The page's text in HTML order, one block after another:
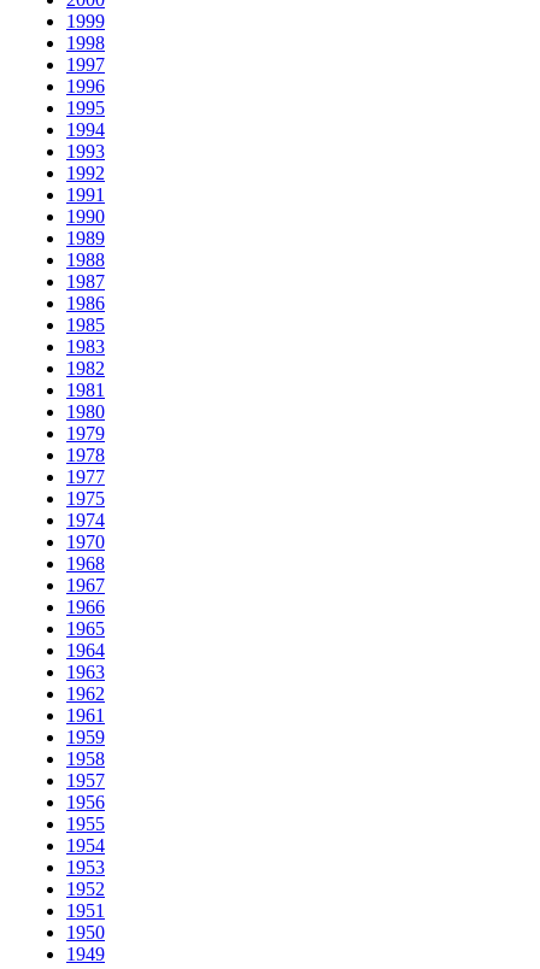
1999
1998
1997
1996
1995
1994
1993
1992
1991
1990
1989
1988
1987
1986
1985
1983
1982
1981
1980
1979
1978
1977
1975
1974
1970
1968
1967
1966
1965
1964
1963
1962
1961
1959
1958
1957
1956
1955
1954
1953
1952
1951
1950
1949